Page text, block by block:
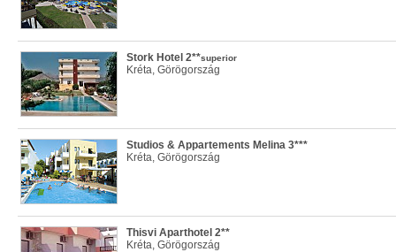
Stork Hotel 2**superior
Kréta, Görögország
Studios & Appartements Melina 3***
Kréta, Görögország
Thisvi Aparthotel 2**
Kréta, Görögország